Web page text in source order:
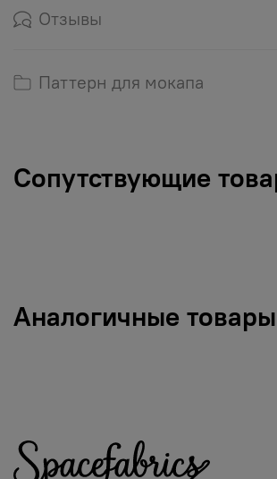
Отзывы
Паттерн для мокапа
Сопутствующие
Аналогичные товары